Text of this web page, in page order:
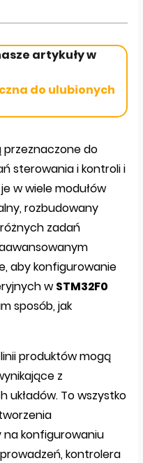
artykuły w
do ulubionych
przeznaczone do
sterowania i kontroli i
w wiele modułów
rozbudowany
zadań
aby konfigurowanie
wSTM32F0
sposób, jak
produktów mogą
z
układów. To wszystko
konfigurowaniu
kontrolera